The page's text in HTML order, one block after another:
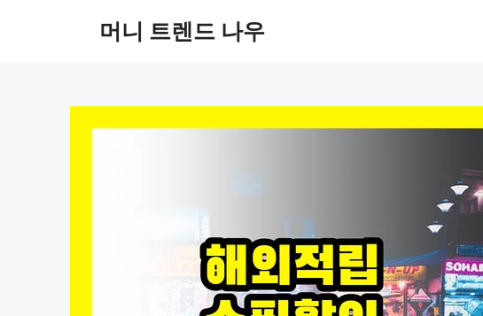
머니 트렌드 나우